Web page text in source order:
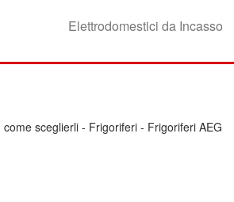
Elettrodomestici da Incasso
sceglierli - Frigoriferi - Frigoriferi AEG